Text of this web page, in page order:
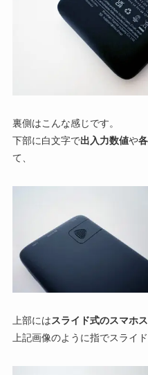
裏側はこんな感じです。
下部に白文字で出入力数値や
て、
上部にはスライド式のスマホ
上記画像のように指でスライ